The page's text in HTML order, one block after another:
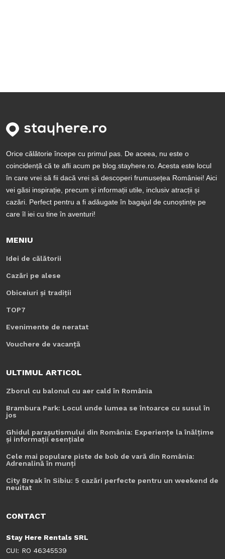
Orice călătorie începe cu primul pas. De aceea, nu este o
coincidență că te afli acum pe blog.stayhere.ro. Acesta este locul
în care vrei să fii dacă vrei să descoperi frumusețea României! Aici
vei găsi inspirație, precum și informații utile, inclusiv atracții și
cazări. Perfect pentru a fi adăugate în bagajul de cunoștințe pe
care îl iei cu tine în aventuri!
MENIU
Idei de călătorii
Cazări pe alese
Obiceiuri și tradiții
TOP7
Evenimente de neratat
Vouchere de vacanță
ULTIMUL ARTICOL
Zborul cu balonul cu aer cald în România
Brambura Park: Locul unde lumea se întoarce cu susul în
jos
Ghidul parașutismului din România: Experiențe la înălțime
și informații esențiale
Cele mai populare piste de bob de vară din România:
Adrenalină în munți
City Break în Sibiu: 5 cazări perfecte pentru un weekend de
neuitat
CONTACT
Stay Here Rentals SRL
CUI: RO 46345539